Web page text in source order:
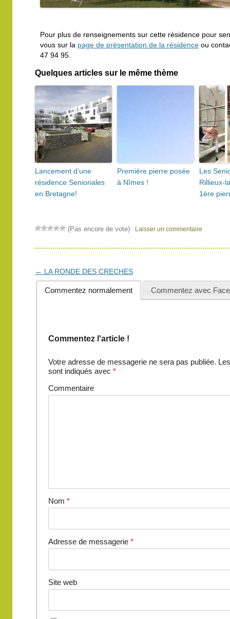
Pour plus de renseignements sur cette résidence pour
vous sur la page de présentation de la résidence ou
47 94 95.
Quelques articles sur le même thème
Lancement d’une
résidence Senioriales
en Bretagne!
Première pierre posée
à Nîmes !
Les
Rillieux-
1ère
(Pas encore de vote) Laisser un commentaire
Navigation
des
← LA RONDE DES CRECHES
Commentez normalement Commentez avec
Commentez l'article !
Votre adresse de messagerie ne sera pas publiée.
sont indiqués avec *
Commentaire
Nom *
Adresse de messagerie *
Site web